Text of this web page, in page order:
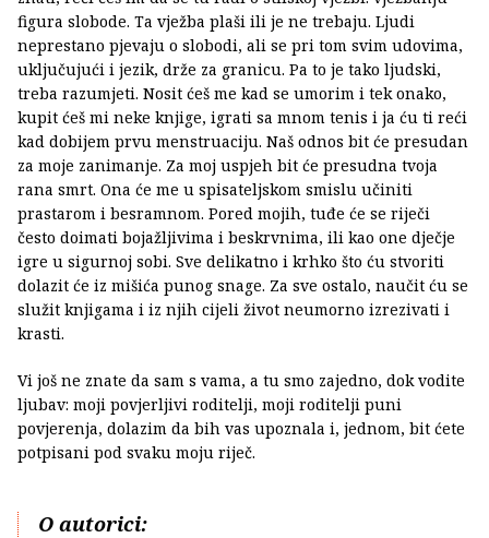
figura slobode. Ta vježba plaši ili je ne trebaju. Ljudi
neprestano pjevaju o slobodi, ali se pri tom svim udovima,
uključujući i jezik, drže za granicu. Pa to je tako ljudski,
treba razumjeti. Nosit ćeš me kad se umorim i tek onako,
kupit ćeš mi neke knjige, igrati sa mnom tenis i ja ću ti reći
kad dobijem prvu menstruaciju. Naš odnos bit će presudan
za moje zanimanje. Za moj uspjeh bit će presudna tvoja
rana smrt. Ona će me u spisateljskom smislu učiniti
prastarom i besramnom. Pored mojih, tuđe će se riječi
često doimati bojažljivima i beskrvnima, ili kao one dječje
igre u sigurnoj sobi. Sve delikatno i krhko što ću stvoriti
dolazit će iz mišića punog snage. Za sve ostalo, naučit ću se
služit knjigama i iz njih cijeli život neumorno izrezivati i
krasti.
Vi još ne znate da sam s vama, a tu smo zajedno, dok vodite
ljubav: moji povjerljivi roditelji, moji roditelji puni
povjerenja, dolazim da bih vas upoznala i, jednom, bit ćete
potpisani pod svaku moju riječ.
O autorici: